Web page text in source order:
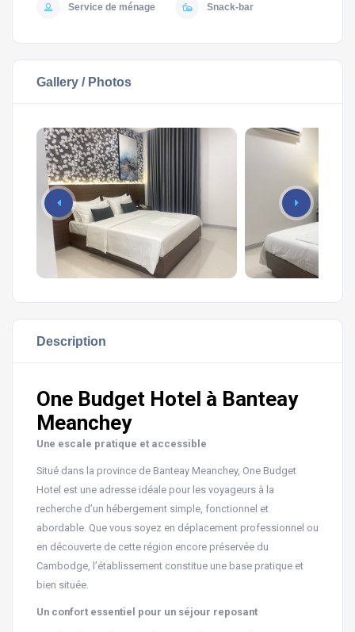
Service de ménage Snack-bar
Gallery / Photos
Description
One Budget Hotel à Banteay
Meanchey
Une escale pratique et accessible
Situé dans la province de Banteay Meanchey, One Budget
Hotel est une adresse idéale pour les voyageurs à la
recherche d’un hébergement simple, fonctionnel et
abordable. Que vous soyez en déplacement professionnel ou
en découverte de cette région encore préservée du
Cambodge, l’établissement constitue une base pratique et
bien située.
Un confort essentiel pour un séjour reposant